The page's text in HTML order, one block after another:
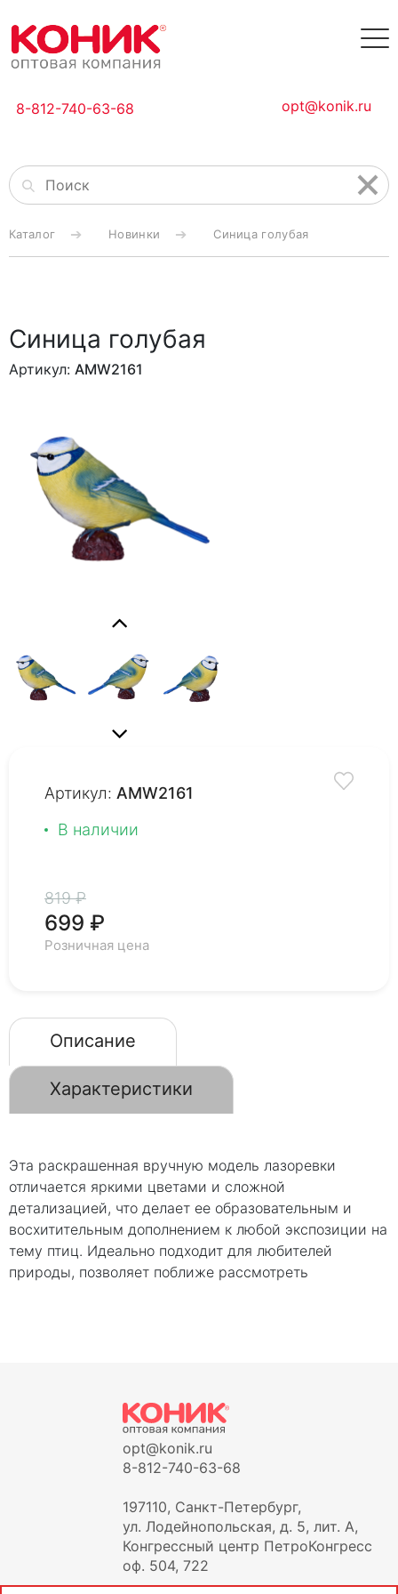
8-812-740-63-68 opt@konik.ru
Каталог Новинки Синица голубая
Синица голубая
Артикул: AMW2161
Артикул: AMW2161
В наличии
819 ₽
699 ₽
Розничная цена
Описание
Характеристики
Эта раскрашенная вручную модель лазоревки
отличается яркими цветами и сложной
детализацией, что делает ее образовательным и
восхитительным дополнением к любой экспозиции на
тему птиц. Идеально подходит для любителей
природы, позволяет поближе рассмотреть
opt@konik.ru
8-812-740-63-68
197110, Санкт-Петербург,
ул. Лодейнопольская, д. 5, лит. А,
Конгрессный центр ПетроКонгресс
оф. 504, 722